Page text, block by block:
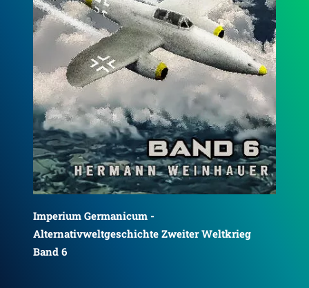
Imperium Germanicum Band 1